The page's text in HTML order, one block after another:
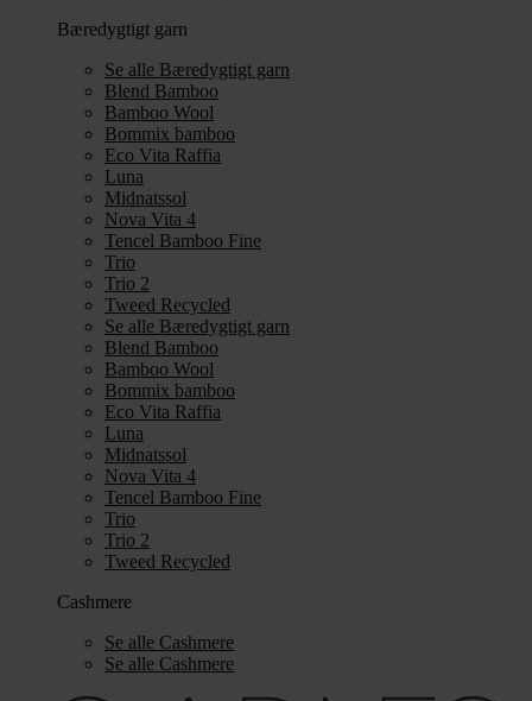
Bæredygtigt garn
Se alle Bæredygtigt garn
Blend Bamboo
Bamboo Wool
Bommix bamboo
Eco Vita Raffia
Luna
Midnatssol
Nova Vita 4
Tencel Bamboo Fine
Trio
Trio 2
Tweed Recycled
Se alle Bæredygtigt garn
Blend Bamboo
Bamboo Wool
Bommix bamboo
Eco Vita Raffia
Luna
Midnatssol
Nova Vita 4
Tencel Bamboo Fine
Trio
Trio 2
Tweed Recycled
Cashmere
Se alle Cashmere
Se alle Cashmere